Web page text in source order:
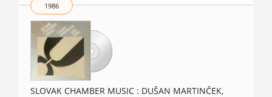
1986
SLOVAK CHAMBER MUSIC : DUŠAN MARTINČEK,